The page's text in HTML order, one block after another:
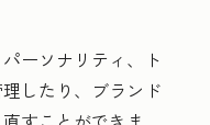
ーソナリティ、ト
したり、ブランド